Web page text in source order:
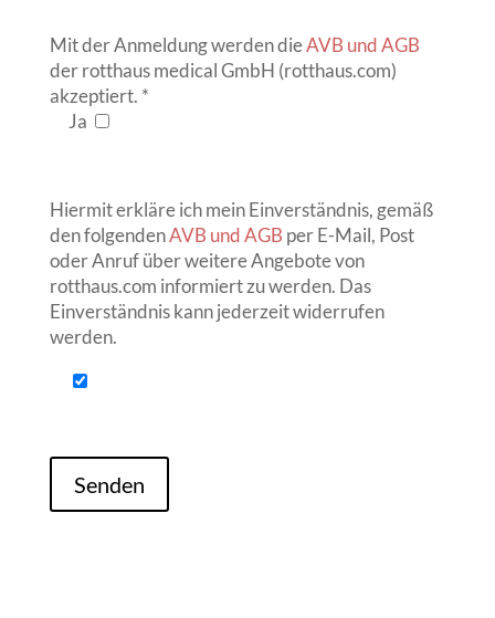
Mit der Anmeldung werden dieAVB und AGB
der rotthaus medical GmbH (rotthaus.com)
akzeptiert. *
Ja
Hiermit erkläre ich mein Einverständnis, gemäß
den folgendenAVB und AGB per E-Mail, Post
oder Anruf über weitere Angebote von
rotthaus.com informiert zu werden. Das
Einverständnis kann jederzeit widerrufen
werden.
Senden